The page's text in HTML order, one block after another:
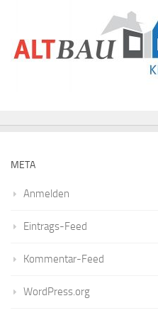
META
Anmelden
Eintrags-Feed
Kommentar-Feed
WordPress.org